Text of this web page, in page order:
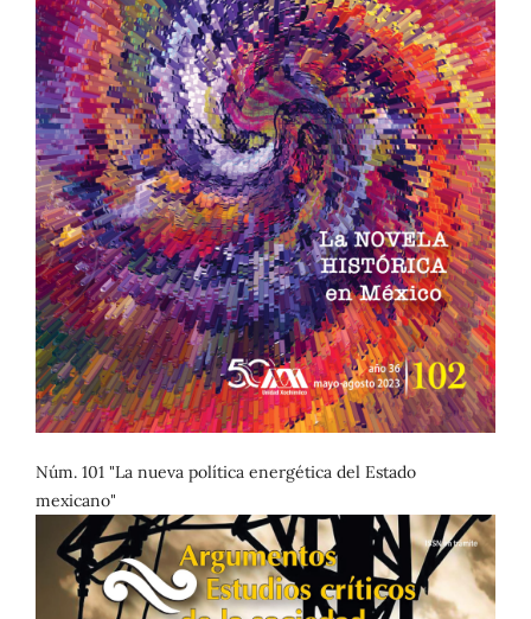
Núm. 101 "La nueva política energética del Estado
mexicano"